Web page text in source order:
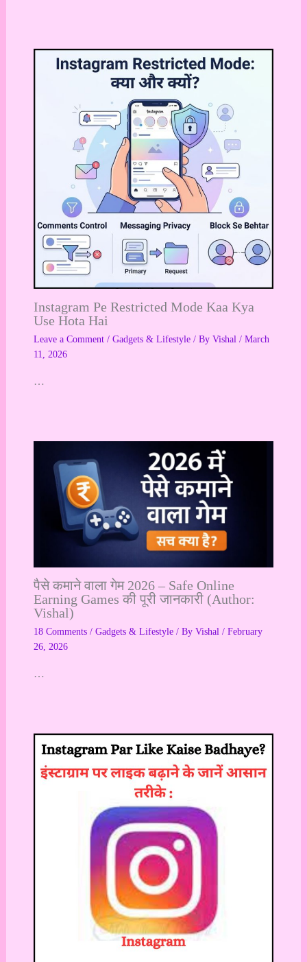
Instagram Pe Restricted Mode Kaa Kya
Use Hota Hai
Leave a Comment / Gadgets & Lifestyle/ By Vishal / March
11, 2026
…
पैसे कमाने वाला गेम 2026 – Safe Online
Earning Games की पूरी जानकारी (Author:
Vishal)
18 Comments / Gadgets & Lifestyle/ By Vishal / February
26, 2026
…